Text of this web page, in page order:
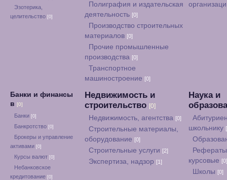
Эзотерика,
целительство [0]
Полиграфия и издательская
деятельность [0]
Производство строительных
материалов [0]
Прочие промышленные
производства [0]
Транспортное
машиностроение [0]
Банки и финансы
в [0]
Банки [0]
Банкротство [0]
Брокеры и управление
активами [0]
Курсы валют [0]
Небанковское
кредитование [0]
Недвижимость и
строительство [0]
Недвижимость, агентства [0]
Строительные материалы,
оборудование [0]
Строительные услуги [2]
Экспертиза, надзор [1]
Наука и
школьнику
курсовые [0]
Школы [0]